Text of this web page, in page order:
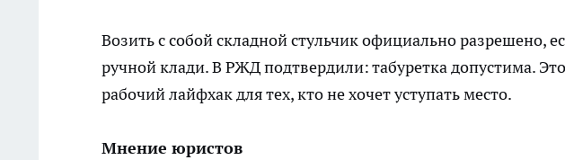
Возить с собой складной стульчик официально разрешено,
ручной клади. В РЖД подтвердили: табуретка допустима.
рабочий лайфхак для тех, кто не хочет уступать место.
Мнение юристов